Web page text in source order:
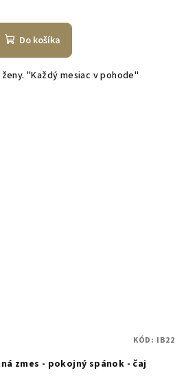
Do košíka
"Každý mesiac v pohode"
zmes - pokojný spánok - čaj
KÓD: IB22